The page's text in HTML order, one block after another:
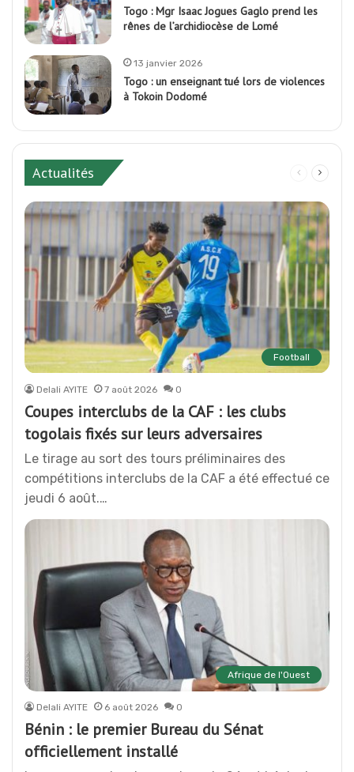
Togo : Mgr Isaac Jogues Gaglo prend les
rênes de l’archidiocèse de Lomé
13 janvier 2026
Togo : un enseignant tué lors de violences
à Tokoin Dodomé
Actualités
PagePage
Football
Delali AYITE 7 août 2026 0
Coupes interclubs de la CAF : les clubs
togolais fixés sur leurs adversaires
Le tirage au sort des tours préliminaires des
compétitions interclubs de la CAF a été effectué ce
jeudi 6 août.…
Afrique de l'Ouest
Delali AYITE 6 août 2026 0
Bénin : le premier Bureau du Sénat
officiellement installé